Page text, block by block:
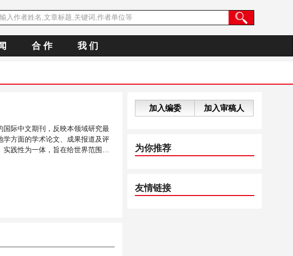
合 作 我 们
国际中文期刊，反映本领域研究最
方面的学术论文、成果报道及评
践性为一体，旨在给世界范围内
同方向问题与发展的交...
加入编委 加入审稿人
为你推荐
友情链接